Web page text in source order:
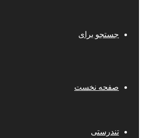
جستجو برای
صفحه نخست
تندرستی